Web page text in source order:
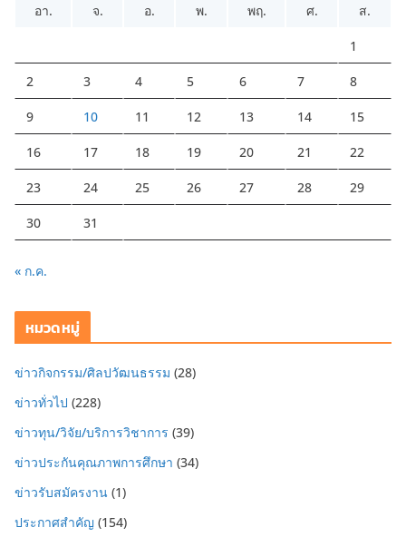
อา.
จ. อ. พ. พฤ. ศ. ส.
1
2 3 4 5 6 7 8
9 10 11 12 13 14 15
16 17 18 19 20 21 22
23 24 25 26 27 28 29
30 31
« ก.ค.
หมวดหมู่
ข่าวกิจกรรม/ศิลปวัฒนธรรม (28)
ข่าวทั่วไป (228)
ข่าวทุน/วิจัย/บริการวิชาการ (39)
ข่าวประกันคุณภาพการศึกษา (34)
ข่าวรับสมัครงาน (1)
ประกาศสำคัญ (154)